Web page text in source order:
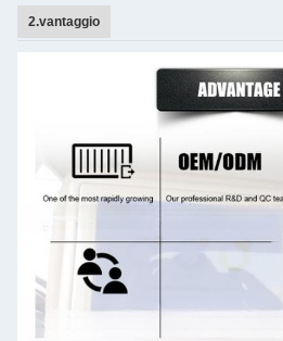
2.vantaggio